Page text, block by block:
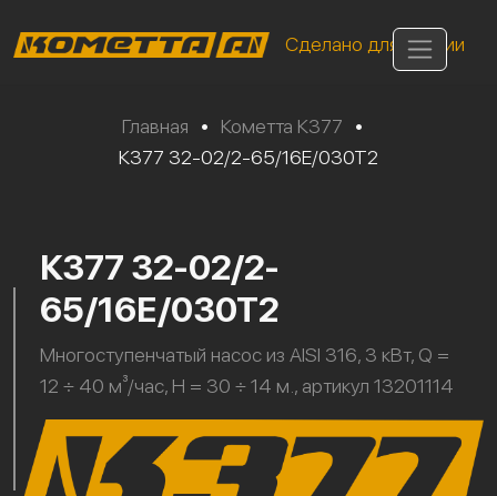
Сделано для России
Главная • Кометта К377
•
К377 32-02/2-65/16Е/030Т2
К377 32-02/2-
65/16Е/030Т2
Многоступенчатый насос из AISI 316, 3 кВт, Q =
12 ÷ 40 м³/час, H = 30 ÷ 14 м., артикул 13201114